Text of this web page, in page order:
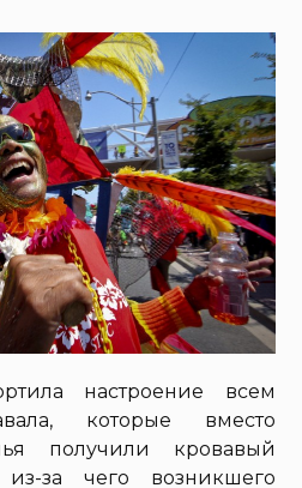
настроение всем
которые вместо
получили кровавый
за чего возникшего